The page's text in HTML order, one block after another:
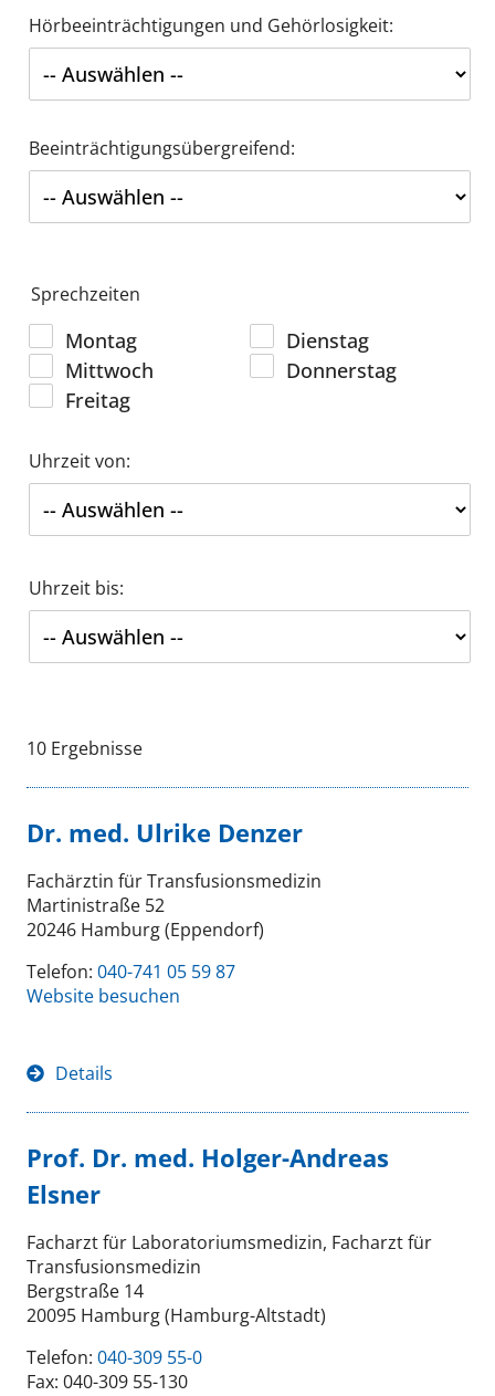
Hörbeeinträchtigungen und Gehörlosigkeit:
Beeinträchtigungsübergreifend:
Sprechzeiten
Montag
Dienstag
Mittwoch
Donnerstag
Freitag
Uhrzeit von:
Uhrzeit bis:
10 Ergebnisse
Dr. med. Ulrike Denzer
Fachärztin für Transfusionsmedizin
Martinistraße 52
20246 Hamburg (Eppendorf)
Telefon: 040-741 05 59 87
Website besuchen
Details
Prof. Dr. med. Holger-Andreas
Elsner
Facharzt für Laboratoriumsmedizin, Facharzt für
Transfusionsmedizin
Bergstraße 14
20095 Hamburg (Hamburg-Altstadt)
Telefon: 040-309 55-0
Fax: 040-309 55-130